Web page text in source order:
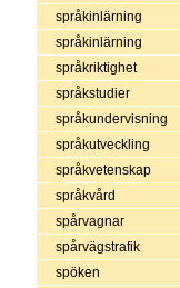
språkinlärning
språkinlärning
språkriktighet
språkstudier
språkundervisning
språkutveckling
språkvetenskap
språkvård
spårvagnar
spårvägstrafik
spöken